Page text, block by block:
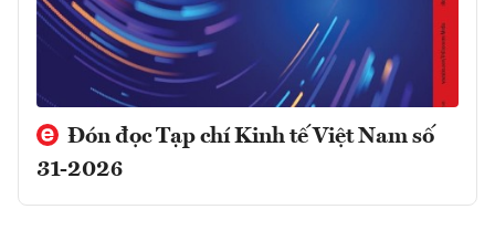
Đón đọc Tạp chí Kinh tế Việt Nam số
31-2026